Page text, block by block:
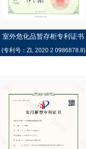
室外危化品暂存柜专利证书
(专利号：ZL 2020 2 0986878.8)